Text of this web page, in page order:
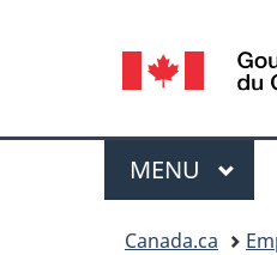
de
la
langue
Menu
MENU
Canada.ca